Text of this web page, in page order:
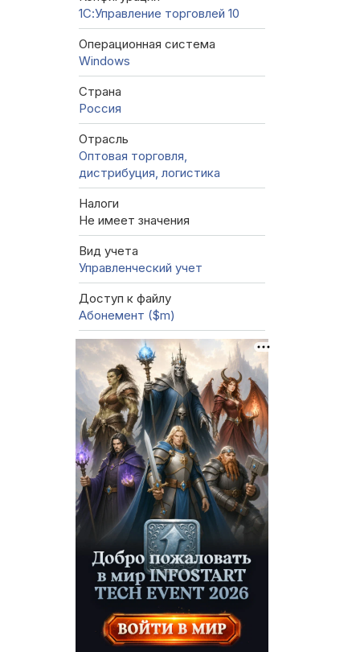
1С:Управление торговлей 10
Операционная система
Windows
Страна
Россия
Отрасль
Оптовая торговля,
дистрибуция, логистика
Налоги
Не имеет значения
Вид учета
Управленческий учет
Доступ к файлу
Абонемент ($m)